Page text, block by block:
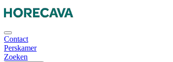
Contact
Perskamer
Zoeken